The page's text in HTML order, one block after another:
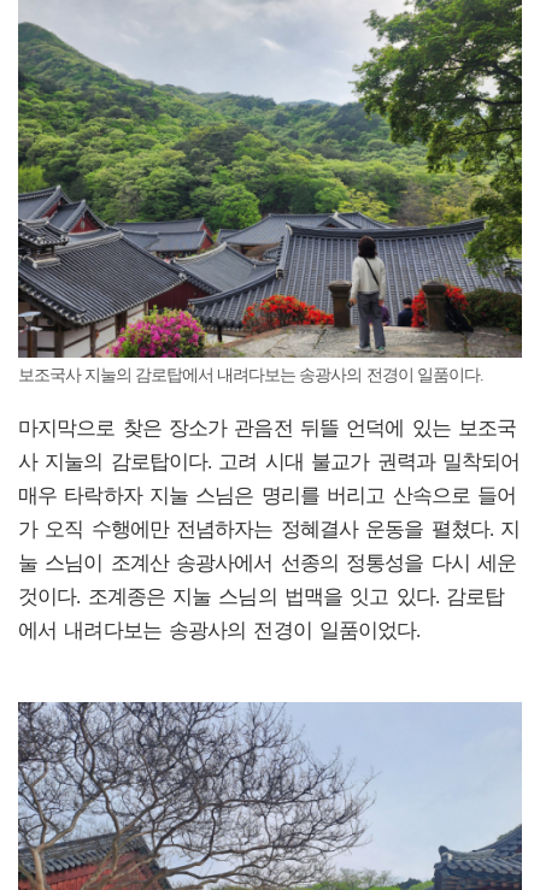
보조국사 지눌의 감로탑에서 내려다보는 송광사의 전경이 일품이다.
마지막으로 찾은 장소가 관음전 뒤뜰 언덕에 있는 보조국
사 지눌의 감로탑이다. 고려 시대 불교가 권력과 밀착되어
매우 타락하자 지눌 스님은 명리를 버리고 산속으로 들어
가 오직 수행에만 전념하자는 정혜결사 운동을 펼쳤다. 지
눌 스님이 조계산 송광사에서 선종의 정통성을 다시 세운
것이다. 조계종은 지눌 스님의 법맥을 잇고 있다. 감로탑
에서 내려다보는 송광사의 전경이 일품이었다.